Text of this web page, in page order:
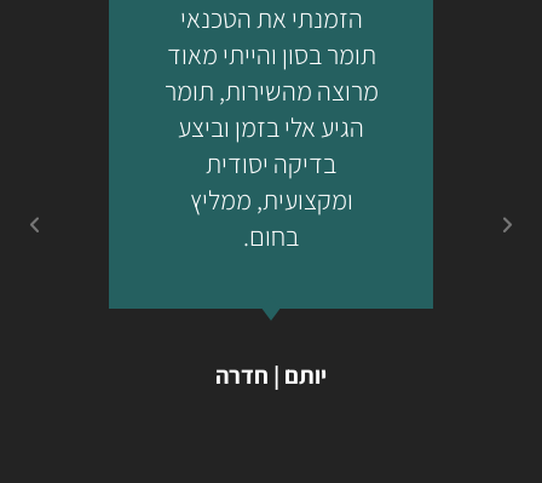
הזמנתי את הטכנאי
תומר בסון והייתי מאוד
מרוצה מהשירות, תומר
הגיע אלי בזמן וביצע
בדיקה יסודית
ומקצועית, ממליץ
בחום.
יותם | חדרה